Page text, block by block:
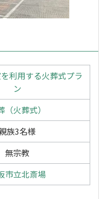
利用する火葬式プラ
ン
（火葬式）
族3名様
無宗教
市立北斎場